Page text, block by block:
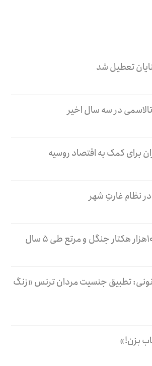
تعطیل شد
برای کمک به اقتصاد روسیه
نظام غارتِ شهر
تطبیق جنسیت مردان ترنس «زنگ
بزن!»